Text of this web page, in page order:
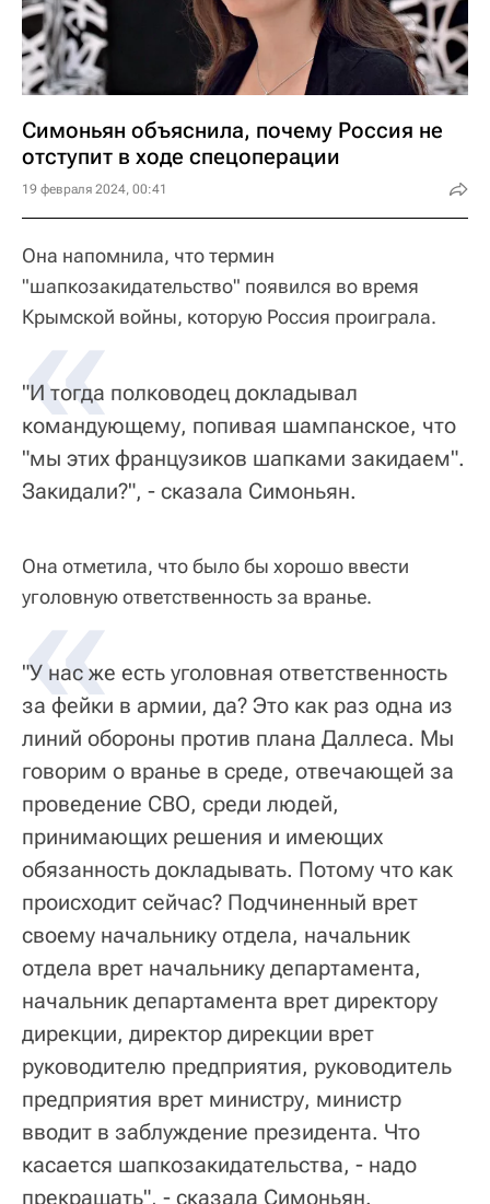
Симоньян объяснила, почему Россия не
отступит в ходе спецоперации
19 февраля 2024, 00:41
Она напомнила, что термин
"шапкозакидательство" появился во время
Крымской войны, которую Россия проиграла.
«
"И тогда полководец докладывал
командующему, попивая шампанское, что
"мы этих французиков шапками закидаем".
Закидали?", - сказала Симоньян.
Она отметила, что было бы хорошо ввести
уголовную ответственность за вранье.
«
"У нас же есть уголовная ответственность
за фейки в армии, да? Это как раз одна из
линий обороны против плана Даллеса. Мы
говорим о вранье в среде, отвечающей за
проведение СВО, среди людей,
принимающих решения и имеющих
обязанность докладывать. Потому что как
происходит сейчас? Подчиненный врет
своему начальнику отдела, начальник
отдела врет начальнику департамента,
начальник департамента врет директору
дирекции, директор дирекции врет
руководителю предприятия, руководитель
предприятия врет министру, министр
вводит в заблуждение президента. Что
касается шапкозакидательства, - надо
прекращать", - сказала Симоньян.